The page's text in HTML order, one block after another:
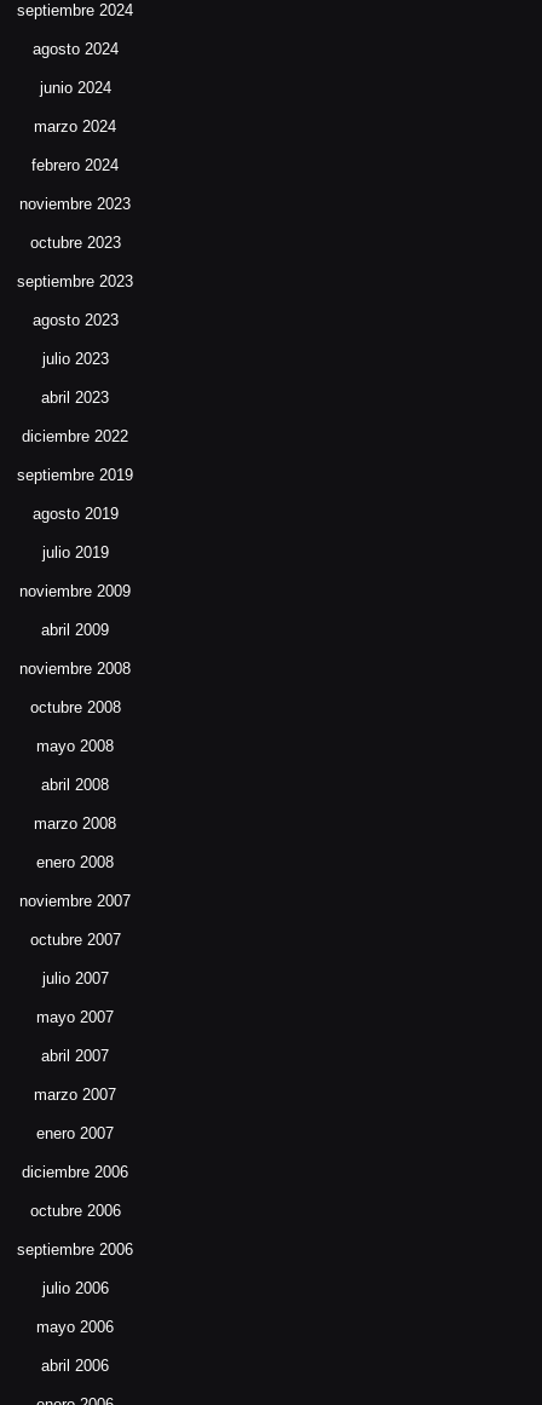
septiembre 2024
agosto 2024
junio 2024
marzo 2024
febrero 2024
noviembre 2023
octubre 2023
septiembre 2023
agosto 2023
julio 2023
abril 2023
diciembre 2022
septiembre 2019
agosto 2019
julio 2019
noviembre 2009
abril 2009
noviembre 2008
octubre 2008
mayo 2008
abril 2008
marzo 2008
enero 2008
noviembre 2007
octubre 2007
julio 2007
mayo 2007
abril 2007
marzo 2007
enero 2007
diciembre 2006
octubre 2006
septiembre 2006
julio 2006
mayo 2006
abril 2006